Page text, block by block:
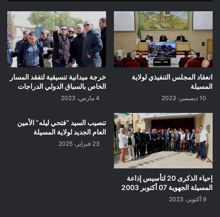
انعقاد المجلس التنفيذي لولاية
المسيلة
10 ديسمبر، 2023
خرجة ميدانية تنسيقية لتفقد المسار
الخاص بالسباق الدولي الدراجات
4 مارس، 2023
إحياء الذكرى 20 لتأسيس إذاعة
المسيلة الجهوية 07 أكتوبر 2003
9 أكتوبر، 2023
تنصيب السيد “فتحي ليله” الأمين
العام الجديد لولاية المسيلة
23 فبراير، 2025